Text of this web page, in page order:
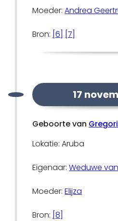
Moeder:Andrea
Bron: [6] [7]
17
Geboorte van
Lokatie: Aruba
Eigenaar:Weduwe
Moeder:Elijza
Bron: [8]